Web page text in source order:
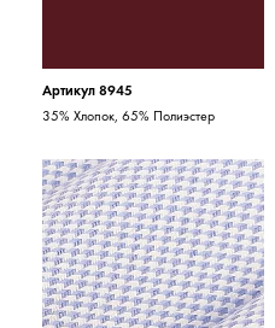
Артикул 8945
35% Хлопок, 65% Полиэстер